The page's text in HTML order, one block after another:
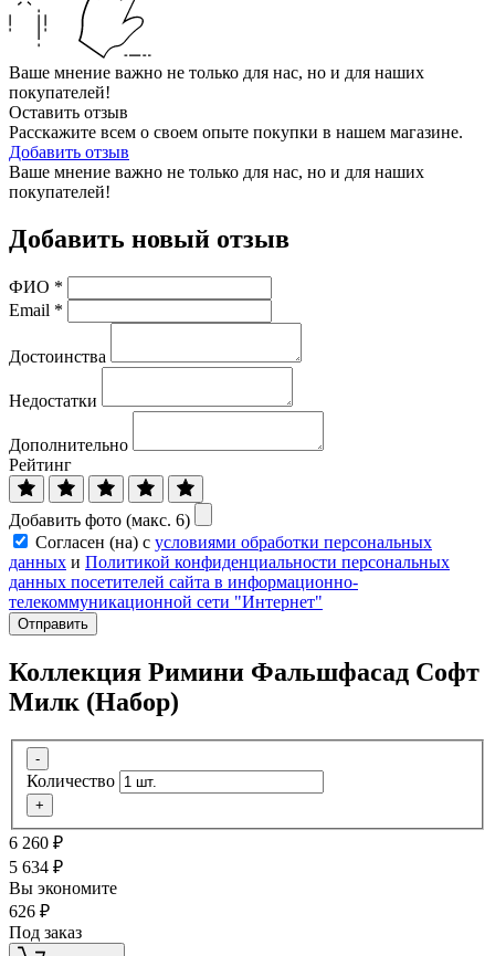
Ваше мнение важно не только для нас, но и для наших
покупателей!
Оставить отзыв
Расскажите всем о своем опыте покупки в нашем магазине.
Добавить отзыв
Ваше мнение важно не только для нас, но и для наших
покупателей!
Добавить новый отзыв
ФИО *
Email *
Достоинства
Недостатки
Дополнительно
Рейтинг
Добавить фото (макс. 6)
Согласен (на) с условиями обработки персональных
данных и Политикой конфиденциальности персональных
данных посетителей сайта в информационно-
телекоммуникационной сети "Интернет"
Отправить
Коллекция Римини Фальшфасад Софт
Милк (Набор)
-
Количество
+
6 260 ₽
5 634 ₽
Вы экономите
626 ₽
Под заказ